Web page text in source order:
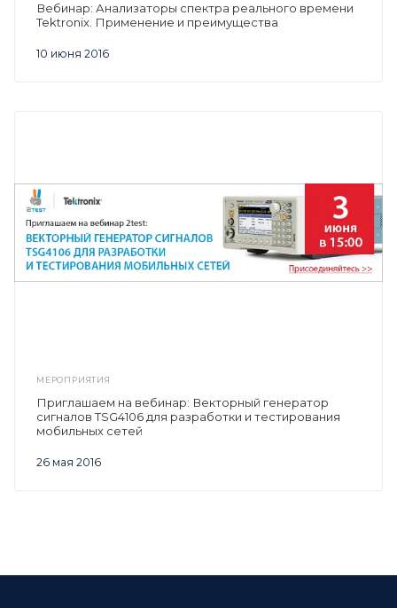
10 июня 2016
Вебинар: Анализаторы спектра реального времени
Tektronix. Применение и преимущества
МЕРОПРИЯТИЯ
26 мая 2016
Приглашаем на вебинар: Векторный генератор
сигналов TSG4106 для разработки и тестирования
мобильных сетей